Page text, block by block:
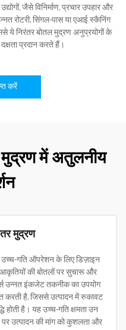
जैसे विनिर्माण, प्रचार उपहार और
रोटरी, सिंगल-पास या एआई स्कैनिंग
ये निरंतर बोतल मुद्रण अनुप्रयोगों के
प्रदान करते हैं।
करें
में अतुलनीय
मुद्रण
उच्च-गति ऑपरेशन के लिए डिज़ाइन
की बोतलों पर सुचारू और
उन्नत इंकजेट तकनीक का उपयोग
करती है, जिससे उत्पादन में रुकावट
होती है। यह उच्च-गति क्षमता उन
उत्पादन की मांग को कुशलता और